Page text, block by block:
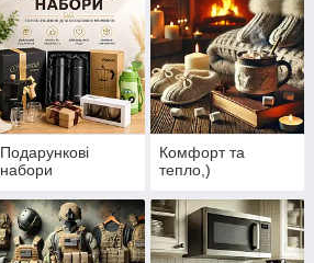
Подарункові
набори
Комфорт та
тепло,)